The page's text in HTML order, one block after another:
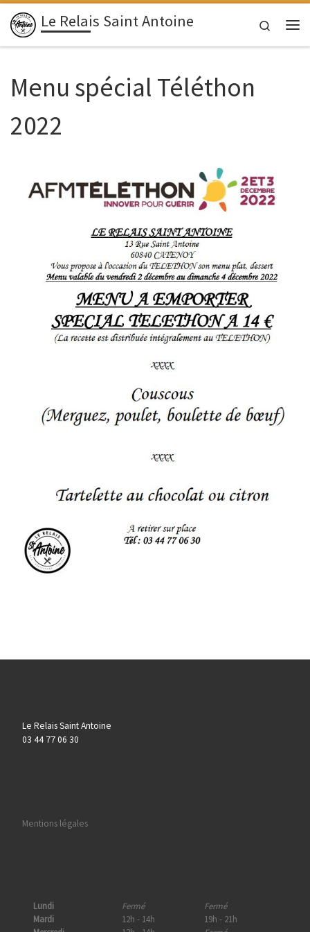
Passer au contenu
Le Relais Saint Antoine Search
Menu spécial Téléthon
2022
Le Relais Saint Antoine
03 44 77 06 30
Mentions légales
Lundi
Mardi
Fermé
12h - 14h
Fermé
19h - 21h